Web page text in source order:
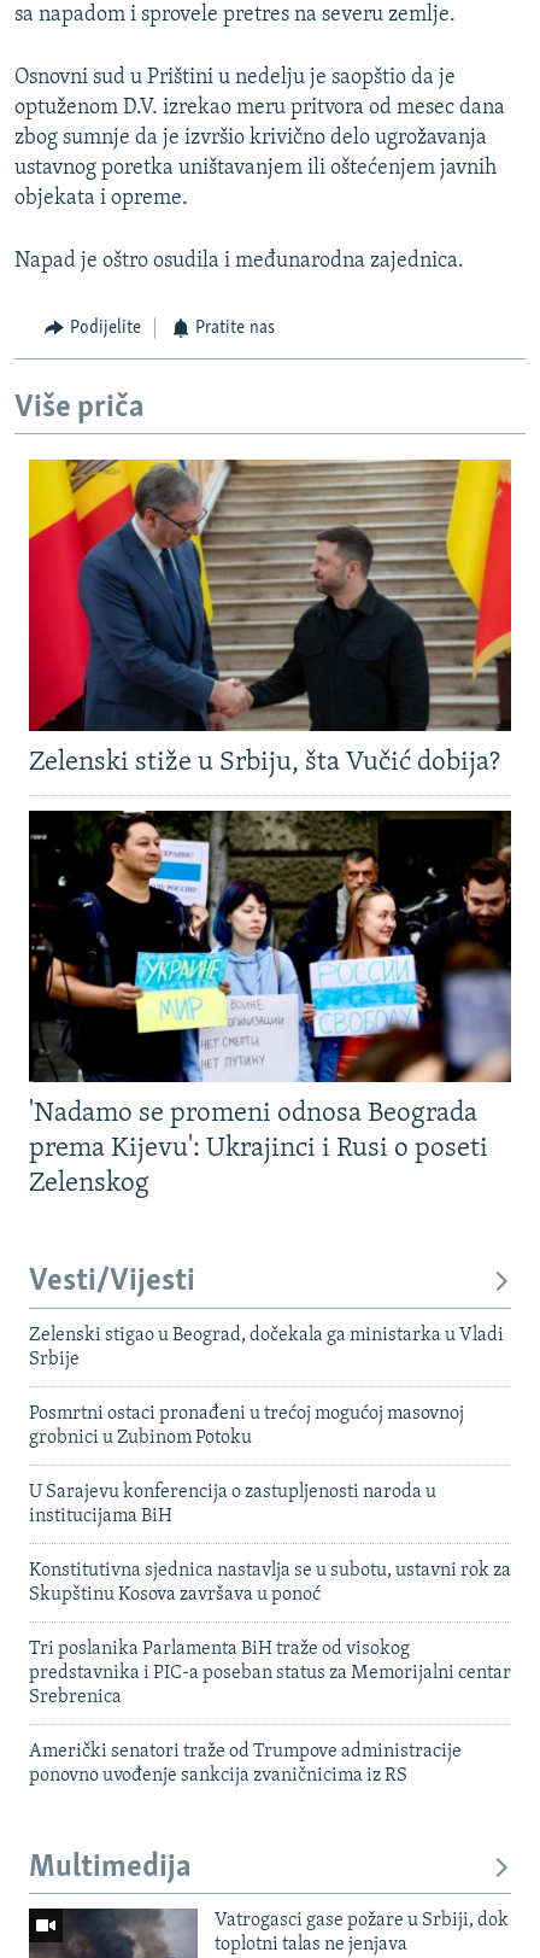
sa napadom i sprovele pretres na severu zemlje.
Osnovni sud u Prištini u nedelju je saopštio da je
optuženom D.V. izrekao meru pritvora od mesec dana
zbog sumnje da je izvršio krivično delo ugrožavanja
ustavnog poretka uništavanjem ili oštećenjem javnih
objekata i opreme.
Napad je oštro osudila i međunarodna zajednica.
Podijelite Pratite nas
Više priča
Zelenski stiže u Srbiju, šta Vučić dobija?
'Nadamo se promeni odnosa Beograda
prema Kijevu': Ukrajinci i Rusi o poseti
Zelenskog
Vesti/Vijesti
Zelenski stigao u Beograd, dočekala ga ministarka u Vladi
Srbije
Posmrtni ostaci pronađeni u trećoj mogućoj masovnoj
grobnici u Zubinom Potoku
U Sarajevu konferencija o zastupljenosti naroda u
institucijama BiH
Konstitutivna sjednica nastavlja se u subotu, ustavni rok za
Skupštinu Kosova završava u ponoć
Tri poslanika Parlamenta BiH traže od visokog
predstavnika i PIC-a poseban status za Memorijalni centar
Srebrenica
Američki senatori traže od Trumpove administracije
ponovno uvođenje sankcija zvaničnicima iz RS
Multimedija
Vatrogasci gase požare u Srbiji, dok
toplotni talas ne jenjava